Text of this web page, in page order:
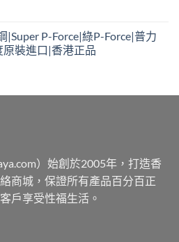
|Super P-Force|綠P-Force|普力
裝進口|香港正品
）始創於2005年，打造香
商城，保證所有產品百分百正
戶享受性福生活。